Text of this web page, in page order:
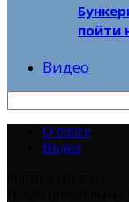
пойти
Видео
О блоге
Видео